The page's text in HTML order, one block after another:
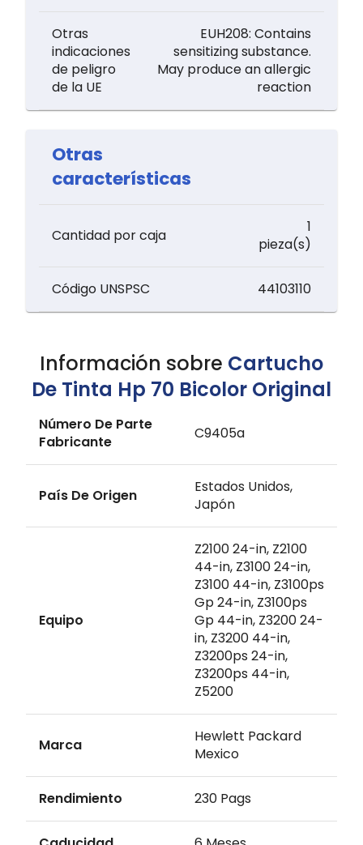
Otras
indicaciones
de peligro
de la UE
EUH208: Contains
sensitizing substance.
May produce an allergic
reaction
Otras
características
Cantidad por caja
1
pieza(s)
Código UNSPSC 44103110
Información sobre Cartucho
De Tinta Hp 70 Bicolor Original
Número De Parte
Fabricante
C9405a
País De Origen
Estados Unidos,
Japón
Equipo
Z2100 24-in, Z2100
44-in, Z3100 24-in,
Z3100 44-in, Z3100ps
Gp 24-in, Z3100ps
Gp 44-in, Z3200 24-
in, Z3200 44-in,
Z3200ps 24-in,
Z3200ps 44-in,
Z5200
Marca
Hewlett Packard
Mexico
Rendimiento 230 Pags